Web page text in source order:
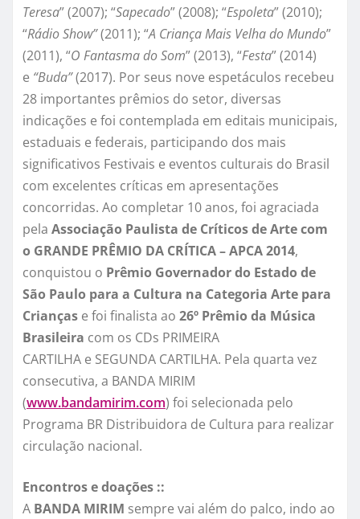
Teresa” (2007); “Sapecado” (2008); “Espoleta” (2010);
“Rádio Show”(2011); “A Criança Mais Velha do Mundo”
(2011), “O Fantasma do Som” (2013), “Festa” (2014)
e “Buda”(2017). Por seus nove espetáculos recebeu
28 importantes prêmios do setor, diversas
indicações e foi contemplada em editais municipais,
estaduais e federais, participando dos mais
significativos Festivais e eventos culturais do Brasil
com excelentes críticas em apresentações
concorridas. Ao completar 10 anos, foi agraciada
pela Associação Paulista de Críticos de Arte com
o GRANDE PRÊMIO DA CRÍTICA – APCA 2014,
conquistou o Prêmio Governador do Estado de
São Paulo para a Cultura na Categoria Arte para
Crianças e foi finalista ao 26º Prêmio da Música
Brasileira com os CDs PRIMEIRA
CARTILHA e SEGUNDA CARTILHA. Pela quarta vez
consecutiva, a BANDA MIRIM
(www.bandamirim.com) foi selecionada pelo
Programa BR Distribuidora de Cultura para realizar
circulação nacional.
Encontros e doações ::
A BANDA MIRIM sempre vai além do palco, indo ao